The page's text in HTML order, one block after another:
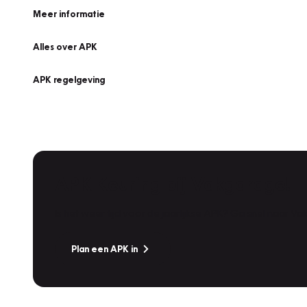
Meer informatie
Alles over APK
APK regelgeving
Plan een APK in